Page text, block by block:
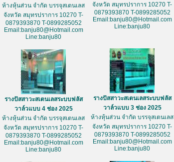
ห้างหุ้นส่วน จำกัด บรรจุสเตนเลส
จังหวัด สมุทรปราการ 10270 T-
0879393870 T-0899285052
Email:banju80@Hotmail.com
Line:banju80
จังหวัด สมุทรปราการ 10270 T-
0879393870 T-0899285052
Email:banju80@Hotmail.com
Line:banju80
รางปัสสาวะสเตนเลสระบบฟลัส
วาล์วแบบ 4 ช่อง 2025
ห้างหุ้นส่วน จำกัด บรรจุสเตนเลส
จังหวัด สมุทรปราการ 10270 T-
0879393870 T-0899285052
Email:banju80@Hotmail.com
Line:banju80
รางปัสสาวะสเตนเลสระบบฟลัส
วาล์วแบบ 3 ช่อง 2025
ห้างหุ้นส่วน จำกัด บรรจุสเตนเลส
จังหวัด สมุทรปราการ 10270 T-
0879393870 T-0899285052
Email:banju80@Hotmail.com
Line:banju80